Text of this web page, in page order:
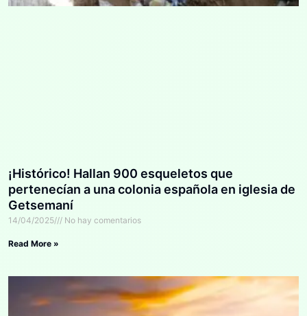
¡Histórico! Hallan 900 esqueletos que
pertenecían a una colonia española en iglesia de
Getsemaní
14/04/2025 No hay comentarios
Read More »